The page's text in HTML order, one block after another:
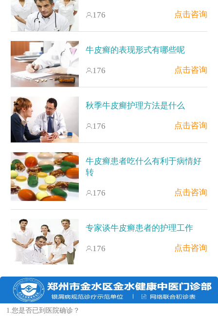
176 点击咨询
牛皮癣的表现形式有哪些呢
176 点击咨询
秋季牛皮癣护理方法是什么
176 点击咨询
牛皮癣患者吃什么有利于病情好
转
176 点击咨询
专家谈牛皮癣患者的护理工作
176 点击咨询
1.您是否已到医院确诊？